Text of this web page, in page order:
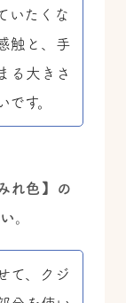
いたくな
触と、手
る大きさ
です。
れ色】の
。
て、クジ